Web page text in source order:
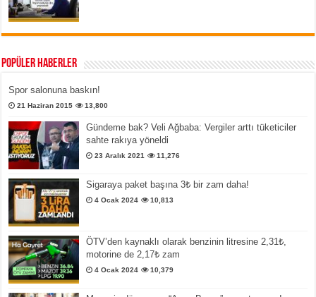
Popüler Haberler
Spor salonuna baskın!
21 Haziran 2015 13,800
Gündeme bak? Veli Ağbaba: Vergiler arttı tüketiciler
sahte rakıya yöneldi
23 Aralık 2021 11,276
Sigaraya paket başına 3₺ bir zam daha!
4 Ocak 2024 10,813
ÖTV’den kaynaklı olarak benzinin litresine 2,31₺,
motorine de 2,17₺ zam
4 Ocak 2024 10,379